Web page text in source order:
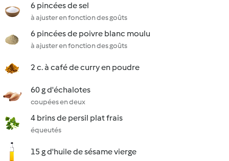
6 pincées de sel
à ajuster en fonction des goûts
6 pincées de poivre blanc moulu
à ajuster en fonction des goûts
2 c. à café de curry en poudre
60 g d'échalotes
coupées en deux
4 brins de persil plat frais
équeutés
15 g d'huile de sésame vierge